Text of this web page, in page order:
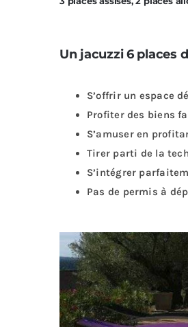
Un jacuzzi 6 places
S’offrir un espace
Profiter des biens
S’amuser en
Tirer parti de la
S’intégrer
Pas de permis à